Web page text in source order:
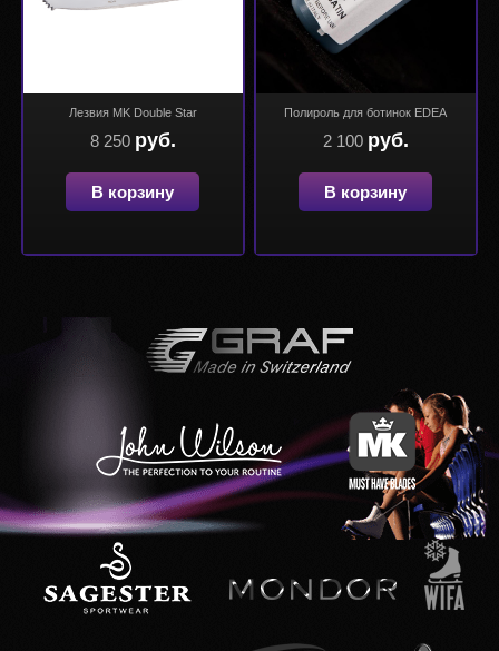
Лезвия MK Double Star
8 250 руб.
В корзину
Полироль для ботинок EDEA
2 100 руб.
В корзину